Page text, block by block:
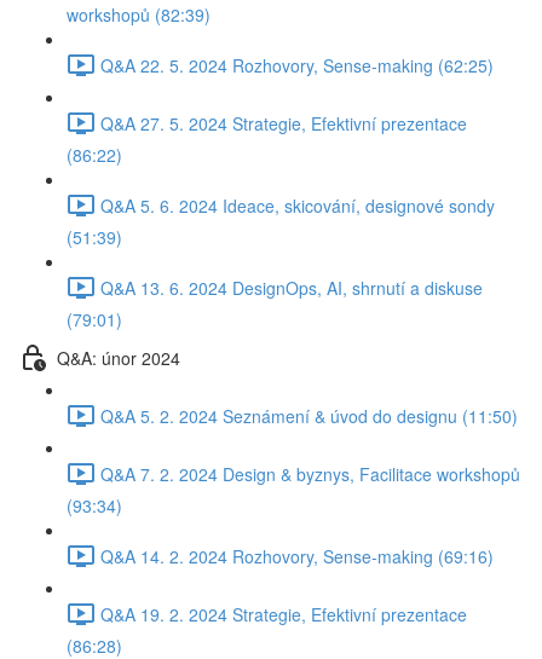
workshopů (82:39)
Q&A 22. 5. 2024 Rozhovory, Sense-making (62:25)
Q&A 27. 5. 2024 Strategie, Efektivní prezentace
(86:22)
Q&A 5. 6. 2024 Ideace, skicování, designové sondy
(51:39)
Q&A 13. 6. 2024 DesignOps, AI, shrnutí a diskuse
(79:01)
Q&A: únor 2024
Q&A 5. 2. 2024 Seznámení & úvod do designu (11:50)
Q&A 7. 2. 2024 Design & byznys, Facilitace workshopů
(93:34)
Q&A 14. 2. 2024 Rozhovory, Sense-making (69:16)
Q&A 19. 2. 2024 Strategie, Efektivní prezentace
(86:28)